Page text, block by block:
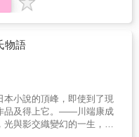
壇一席之地。〈芋粥〉描
求背後的矛盾心理。〈蜘蛛
本及臺灣之教科書選文。
元代畫家黃公望之同名畫
真真。〈點鬼簿〉帶有濃
芥川與家族之間的過往回
透過人物間的互動，充分展
悲觀的寫作手法。〈齒輪〉
多評論家視為芥川的最高傑
的皇子，才華洋溢不爭功
境，成了生命中不可迴避的
廷盛景和男女愛戀的故事
治角力、命運波瀾和仕途
落盡時洞悉人性和生命意
式部以女性細膩纏綿的行
和歌，靈動刻劃人物的內心
和地位的掙扎、物哀的宿世
沉和貴族文化的日常剪
物語
本小說的頂峰，即使到了現
品及得上它。――川端康成
光與影交織變幻的一生，紫